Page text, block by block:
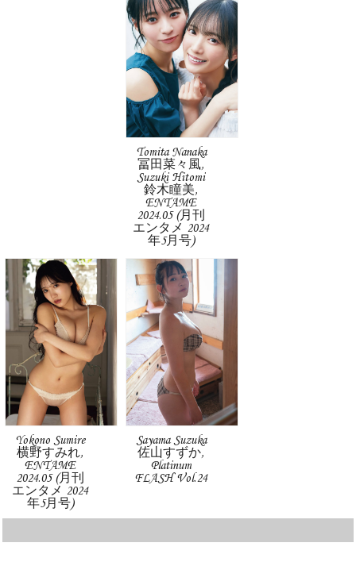
Tomita Nanaka
冨田菜々風,
Suzuki Hitomi
鈴木瞳美,
ENTAME
2024.05 (月刊
エンタメ 2024
年5月号)
Yokono Sumire
横野すみれ,
ENTAME
2024.05 (月刊
エンタメ 2024
年5月号)
Sayama Suzuka
佐山すずか,
Platinum
FLASH Vol.24